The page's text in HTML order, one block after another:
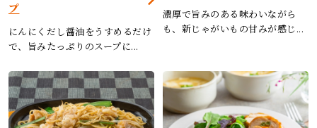
プ
にんにくだし醤油をうすめるだけ
で、旨みたっぷりのスープに...
濃厚で旨みのある味わいながら
も、新じゃがいもの甘みが感じ...